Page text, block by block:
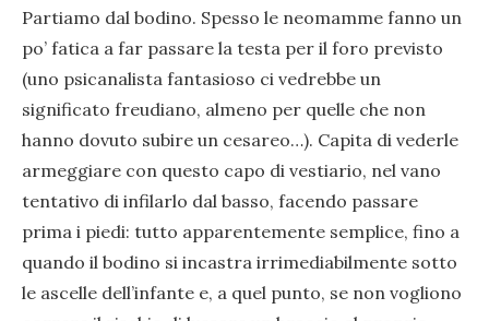
Partiamo dal bodino. Spesso le neomamme fanno un
po’ fatica a far passare la testa per il foro previsto
(uno psicanalista fantasioso ci vedrebbe un
significato freudiano, almeno per quelle che non
hanno dovuto subire un cesareo…). Capita di vederle
armeggiare con questo capo di vestiario, nel vano
tentativo di infilarlo dal basso, facendo passare
prima i piedi: tutto apparentemente semplice, fino a
quando il bodino si incastra irrimediabilmente sotto
le ascelle dell’infante e, a quel punto, se non vogliono